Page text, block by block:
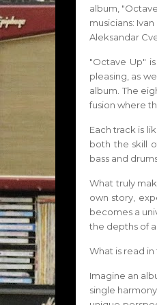
album,
musicians:
Aleksandar
"Octave Up"
pleasing, as
album. The
fusion where
Each track is
both the skill
bass and
What truly
own story,
becomes a
the depths of
What is read
Imagine an
single